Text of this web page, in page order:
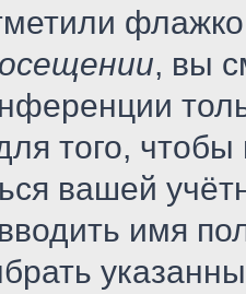
, вы
того, чтобы
вашей
имя